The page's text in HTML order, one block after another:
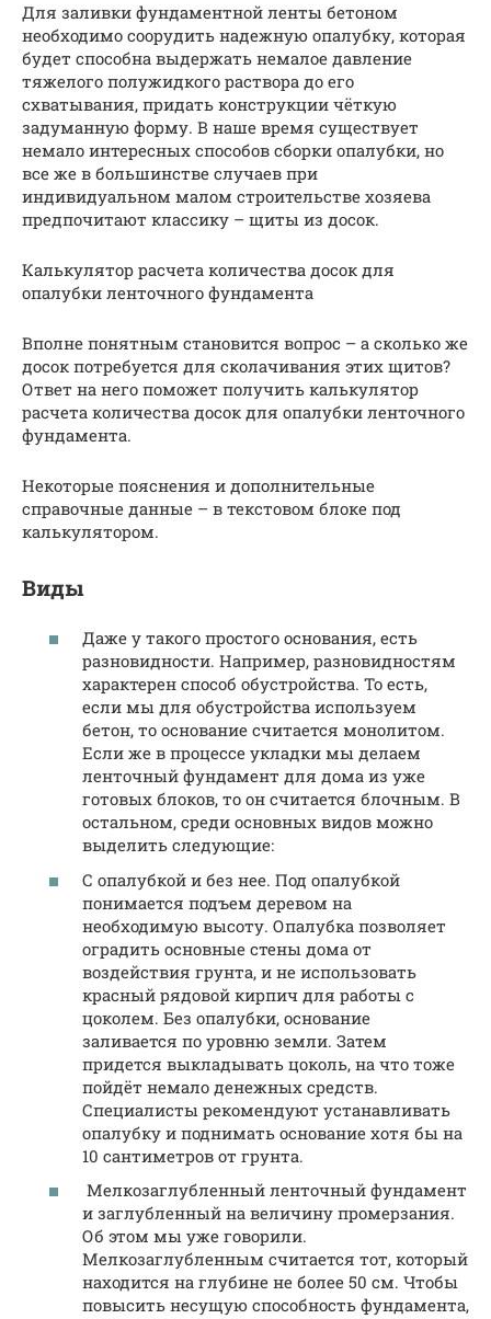
Для заливки фундаментной ленты бетоном
необходимо соорудить надежную опалубку, которая
будет способна выдержать немалое давление
тяжелого полужидкого раствора до его
схватывания, придать конструкции чёткую
задуманную форму. В наше время существует
немало интересных способов сборки опалубки, но
все же в большинстве случаев при
индивидуальном малом строительстве хозяева
предпочитают классику – щиты из досок.
Калькулятор расчета количества досок для
опалубки ленточного фундамента
Вполне понятным становится вопрос – а сколько же
досок потребуется для сколачивания этих щитов?
Ответ на него поможет получить калькулятор
расчета количества досок для опалубки ленточного
фундамента.
Некоторые пояснения и дополнительные
справочные данные – в текстовом блоке под
калькулятором.
Виды
Даже у такого простого основания, есть
разновидности. Например, разновидностям
характерен способ обустройства. То есть,
если мы для обустройства используем
бетон, то основание считается монолитом.
Если же в процессе укладки мы делаем
ленточный фундамент для дома из уже
готовых блоков, то он считается блочным. В
остальном, среди основных видов можно
выделить следующие:
С опалубкой и без нее. Под опалубкой
понимается подъем деревом на
необходимую высоту. Опалубка позволяет
оградить основные стены дома от
воздействия грунта, и не использовать
красный рядовой кирпич для работы с
цоколем. Без опалубки, основание
заливается по уровню земли. Затем
придется выкладывать цоколь, на что тоже
пойдёт немало денежных средств.
Специалисты рекомендуют устанавливать
опалубку и поднимать основание хотя бы на
10 сантиметров от грунта.
Мелкозаглубленный ленточный фундамент
и заглубленный на величину промерзания.
Об этом мы уже говорили.
Мелкозаглубленным считается тот, который
находится на глубине не более 50 см. Чтобы
повысить несущую способность фундамента,